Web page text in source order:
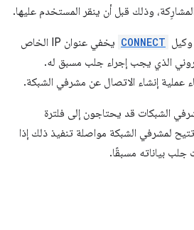
المشارِكة، وذلك قبل أن ينقر المستخدم عليها.
CONNECT
يخفي عنوان IP الخاص
الذي يجب إجراء جلب مسبق له.
عملية إنشاء الاتصال عن مشرفي الشبكة.
الشبكات قد يحتاجون إلى فلترة
لمشرفي الشبكة مواصلة تنفيذ ذلك إذا
بياناته مسبقًا.